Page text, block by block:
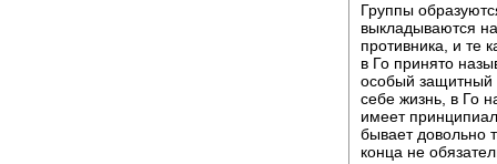
Группы
выкладываются
противника, и те
в Го принято
особый защитный
себе жизнь, в Го
имеет
бывает довольно
конца не